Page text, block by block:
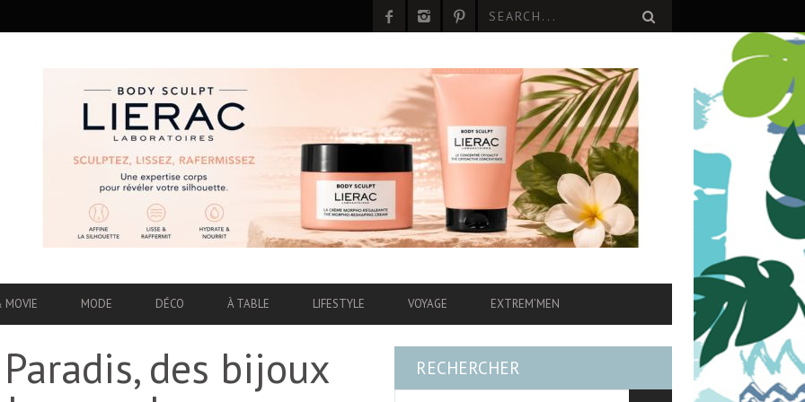
MOVIE MODE DÉCO À TABLE LIFESTYLE VOYAGE EXTREM’MEN
des bijoux
RECHERCHER